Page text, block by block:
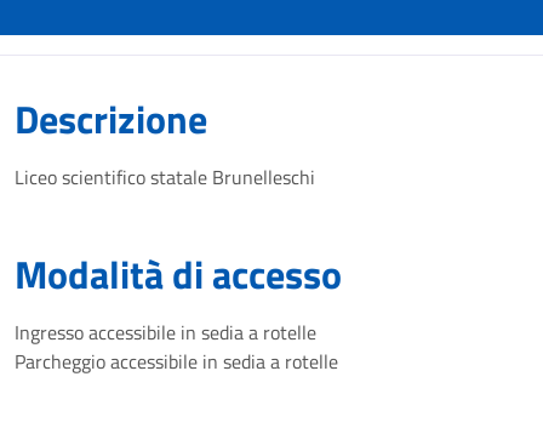
Descrizione
Liceo scientifico statale Brunelleschi
Modalità di accesso
Ingresso accessibile in sedia a rotelle
Parcheggio accessibile in sedia a rotelle